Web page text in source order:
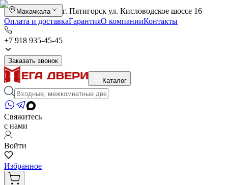
Махачкала
г. Пятигорск ул. Кисловодское шоссе 16
Оплата и доставкаГарантияО компанииКонтакты
+7 918 935-45-45
Заказать звонок
Каталог
Свяжитесь
с нами
Войти
Избранное